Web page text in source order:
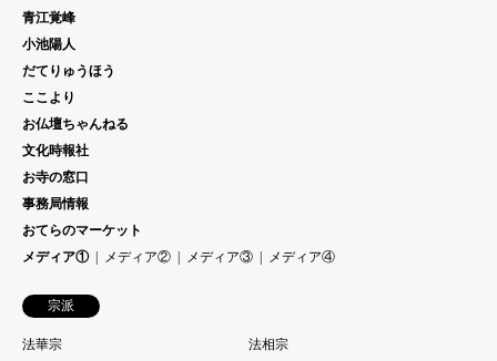
青江覚峰
小池陽人
だてりゅうほう
ここより
お仏壇ちゃんねる
文化時報社
お寺の窓口
事務局情報
おてらのマーケット
メディア①
メディア② メディア③ メディア④
宗派
法華宗
法相宗